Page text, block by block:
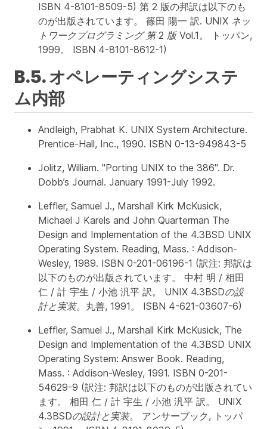
ISBN 4-8101-8509-5) 第 2 版の邦訳は以下のも
のが出版されています。 篠田 陽一 訳. UNIX ネッ
トワークプログラミング 第 2 版 Vol.1。 トッパン,
1999。 ISBN 4-8101-8612-1)
B.5. オペレーティングシステ
ム内部
Andleigh, Prabhat K. UNIX System Architecture.
Prentice-Hall, Inc., 1990. ISBN 0-13-949843-5
Jolitz, William. "Porting UNIX to the 386". Dr.
Dobb’s Journal. January 1991-July 1992.
Leffler, Samuel J., Marshall Kirk McKusick,
Michael J Karels and John Quarterman The
Design and Implementation of the 4.3BSD UNIX
Operating System. Reading, Mass. : Addison-
Wesley, 1989. ISBN 0-201-06196-1 (訳注: 邦訳は
以下のものが出版されています。 中村 明 / 相田
仁 / 計 宇生 / 小池 汎平 訳。 UNIX 4.3BSDの設
計と実装。丸善, 1991。 ISBN 4-621-03607-6)
Leffler, Samuel J., Marshall Kirk McKusick, The
Design and Implementation of the 4.3BSD UNIX
Operating System: Answer Book. Reading,
Mass. : Addison-Wesley, 1991. ISBN 0-201-
54629-9 (訳注: 邦訳は以下のものが出版されてい
ます。 相田 仁 / 計 宇生 / 小池 汎平 訳。 UNIX
4.3BSDの設計と実装。 アンサーブック, トッパ